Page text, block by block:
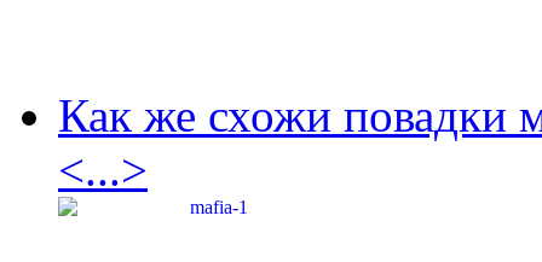
Как же схожи повадки
<...>